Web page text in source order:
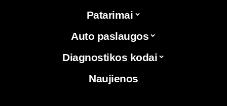
Patarimai
Auto paslaugos
Diagnostikos kodai
Naujienos